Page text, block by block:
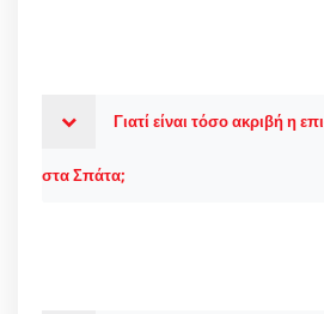
Γιατί είναι τόσο ακριβή η
στα Σπάτα;